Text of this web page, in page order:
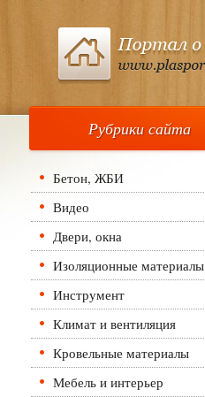
Рубрики сайта
Бетон, ЖБИ
Видео
Двери, окна
Изоляционные материалы
Инструмент
Климат и вентиляция
Кровельные материалы
Мебель и интерьер